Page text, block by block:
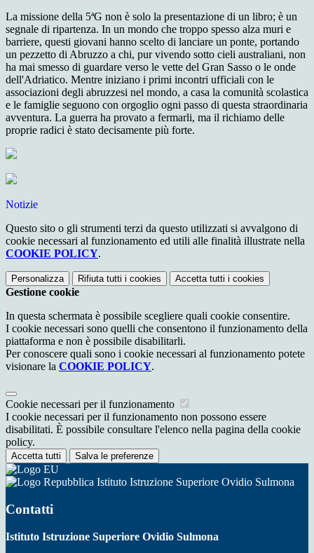
La missione della 5ªG non è solo la presentazione di un libro; è un
segnale di ripartenza. In un mondo che troppo spesso alza muri e
barriere, questi giovani hanno scelto di lanciare un ponte, portando
un pezzetto di Abruzzo a chi, pur vivendo sotto cieli australiani, non
ha mai smesso di guardare verso le vette del Gran Sasso o le onde
dell'Adriatico. Mentre iniziano i primi incontri ufficiali con le
associazioni degli abruzzesi nel mondo, a casa la comunità scolastica
e le famiglie seguono con orgoglio ogni passo di questa straordinaria
avventura. La guerra ha provato a fermarli, ma il richiamo delle
proprie radici è stato decisamente più forte.
Notizie
Questo sito o gli strumenti terzi da questo utilizzati si avvalgono di
cookie necessari al funzionamento ed utili alle finalità illustrate nella
COOKIE POLICY.
Personalizza Rifiuta tutti i cookies Accetta tutti i cookies
Gestione cookie
In questa schermata è possibile scegliere quali cookie consentire.
I cookie necessari sono quelli che consentono il funzionamento della
piattaforma e non è possibile disabilitarli.
Per conoscere quali sono i cookie necessari al funzionamento potete
visionare la COOKIE POLICY.
Cookie necessari per il funzionamento
I cookie necessari per il funzionamento non possono essere
disabilitati. È possibile consultare l'elenco nella pagina della cookie
policy.
Accetta tutti Salva le preferenze
Istituto Istruzione Superiore Ovidio Sulmona
Contatti
Istituto Istruzione Superiore Ovidio Sulmona